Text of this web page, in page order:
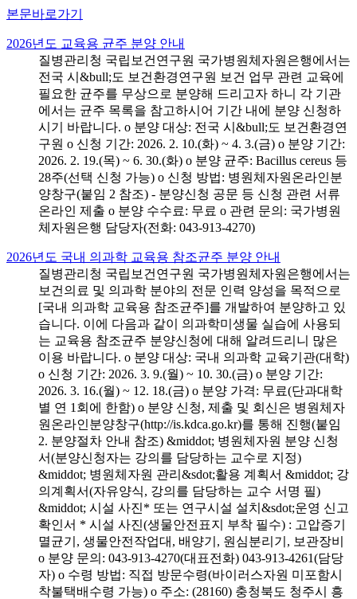
본문바로가기
2026년도 교육용 균주 분양 안내
질병관리청 국립보건연구원 국가병원체자원은행에서는
전국 시&bull;도 보건환경연구원 보건 업무 관련 교육에
필요한 균주를 무상으로 분양해 드리고자 하니 각 기관
에서는 균주 목록을 참고하시어 기간 내에 분양 신청하
시기 바랍니다. o 분양 대상: 전국 시&bull;도 보건환경연
구원 o 신청 기간: 2026. 2. 10.(화) ~ 4. 3.(금) o 분양 기간:
2026. 2. 19.(목) ~ 6. 30.(화) o 분양 균주: Bacillus cereus 등
28주(선택 신청 가능) o 신청 방법: 병원체자원온라인분
양창구(붙임 2 참조) - 분양신청 공문 등 신청 관련 서류
온라인 제출 o 분양 수수료: 무료 o 관련 문의: 국가병원
체자원은행 담당자(전화: 043-913-4270)
2026년도 국내 의과학 교육용 참조균주 분양 안내
질병관리청 국립보건연구원 국가병원체자원은행에서는
보건의료 및 의과학 분야의 전문 인력 양성을 목적으로
[국내 의과학 교육용 참조균주]를 개발하여 분양하고 있
습니다. 이에 다음과 같이 의과학미생물 실습에 사용되
는 교육용 참조균주 분양신청에 대해 알려드리니 많은
이용 바랍니다. o 분양 대상: 국내 의과학 교육기관(대학)
o 신청 기간: 2026. 3. 9.(월) ~ 10. 30.(금) o 분양 기간:
2026. 3. 16.(월) ~ 12. 18.(금) o 분양 가격: 무료(단과대학
별 연 1회에 한함) o 분양 신청, 제출 및 회신은 병원체자
원온라인분양창구(http://is.kdca.go.kr)를 통해 진행(붙임
2. 분양절차 안내 참조) &middot; 병원체자원 분양 신청
서(분양신청자는 강의를 담당하는 교수로 지정)
&middot; 병원체자원 관리&sdot;활용 계획서 &middot; 강
의계획서(자유양식, 강의를 담당하는 교수 서명 필)
&middot; 시설 사진* 또는 연구시설 설치&sdot;운영 신고
확인서 * 시설 사진(생물안전표지 부착 필수) : 고압증기
멸균기, 생물안전작업대, 배양기, 원심분리기, 보관장비
o 분양 문의: 043-913-4270(대표전화) 043-913-4261(담당
자) o 수령 방법: 직접 방문수령(바이러스자원 미포함시
착불택배수령 가능) o 주소: (28160) 충청북도 청주시 흥